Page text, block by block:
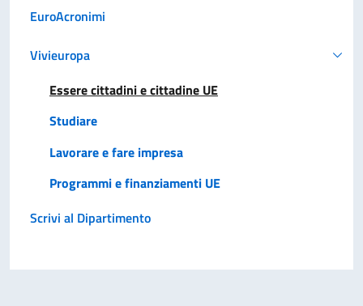
EuroAcronimi
Vivieuropa
Essere cittadini e cittadine UE
Studiare
Lavorare e fare impresa
Programmi e finanziamenti UE
Scrivi al Dipartimento